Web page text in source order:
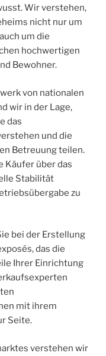
Wir verstehen,
nicht nur um
um die
hochwertigen
Bewohner.
von nationalen
wir in der Lage,
das
und die
Betreuung teilen.
Käufer über das
Stabilität
zu
bei der Erstellung
das die
Ihrer Einrichtung
mit ihrem
Seite.
verstehen wir